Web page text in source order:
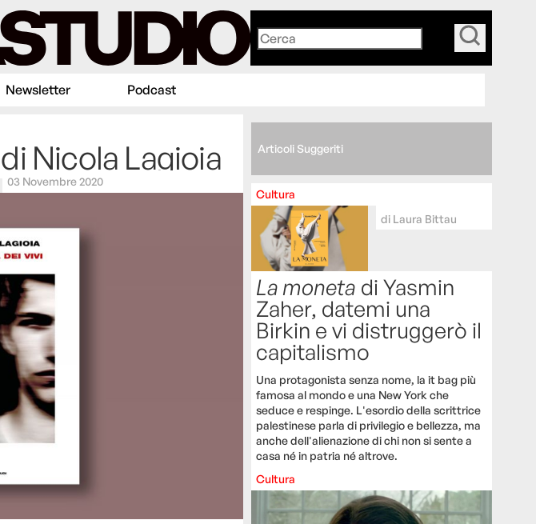
Newsletter Podcast
Nicola Lagioia
03 Novembre 2020
Articoli Suggeriti
Cultura
di Laura Bittau
La moneta di Yasmin
Zaher, datemi una
Birkin e vi distruggerò il
capitalismo
Una protagonista senza nome, la it bag più
famosa al mondo e una New York che
seduce e respinge. L'esordio della scrittrice
palestinese parla di privilegio e bellezza, ma
anche dell'alienazione di chi non si sente a
casa né in patria né altrove.
Cultura